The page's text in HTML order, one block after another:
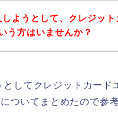
ようとして、クレジット
う方はいませんか？
してクレジットカード
ついてまとめたので参